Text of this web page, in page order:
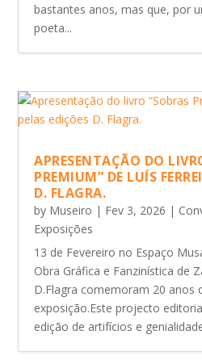
bastantes anos, mas que, por
poeta...
APRESENTAÇÃO DO
PREMIUM” DE LUÍS
D. FLAGRA.
by Museiro | Fev 3, 2026 |
Exposições
13 de Fevereiro no Espaço
Obra Gráfica e Fanzinística de
D.Flagra comemoram 20 anos
exposição.Este projecto
edição de artifícios e